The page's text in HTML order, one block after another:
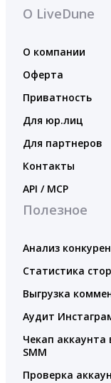
О LiveDune
О компании
Оферта
Приватность
Для юр.лиц
Для партнеров
Контакты
API / MCP
Полезное
Анализ
Статистика
Выгрузка
Аудит
Чекап аккаунта
SMM
Проверка